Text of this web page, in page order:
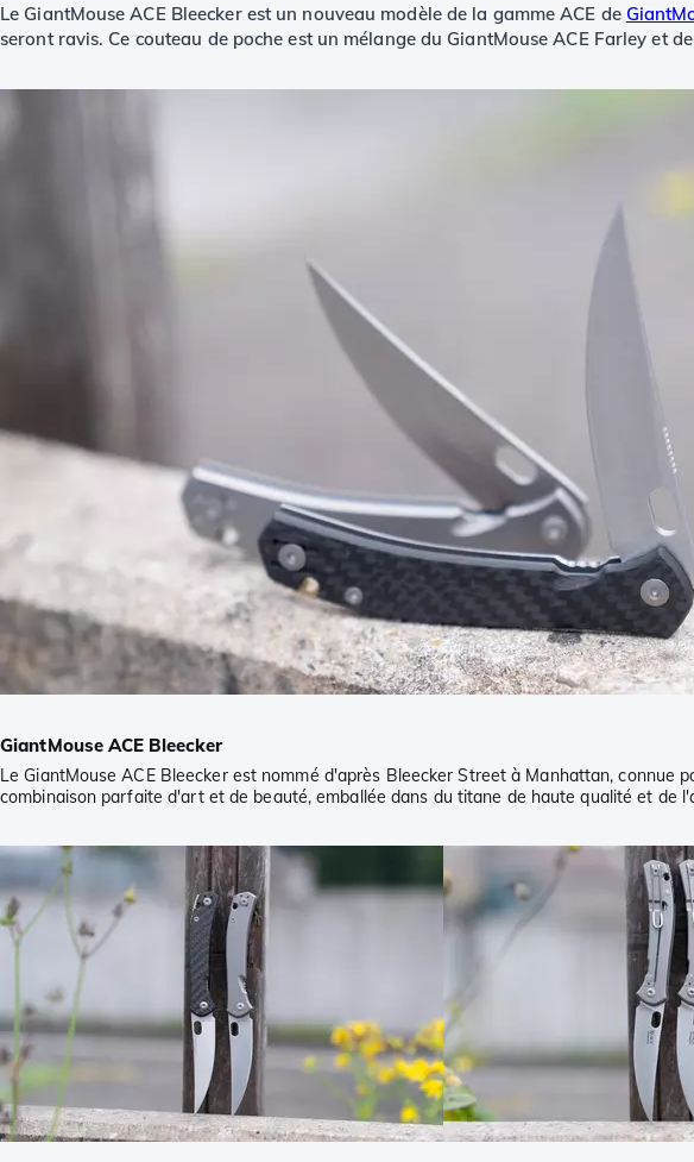
Le GiantMouse ACE Bleecker est un nouveau modèle de la gamme ACE de
seront ravis. Ce couteau de poche est un mélange du GiantMouse ACE Farley et
GiantMouse ACE Bleecker
Le GiantMouse ACE Bleecker est nommé d'après Bleecker Street à Manhattan,
combinaison parfaite d'art et de beauté, emballée dans du titane de haute qualité et de